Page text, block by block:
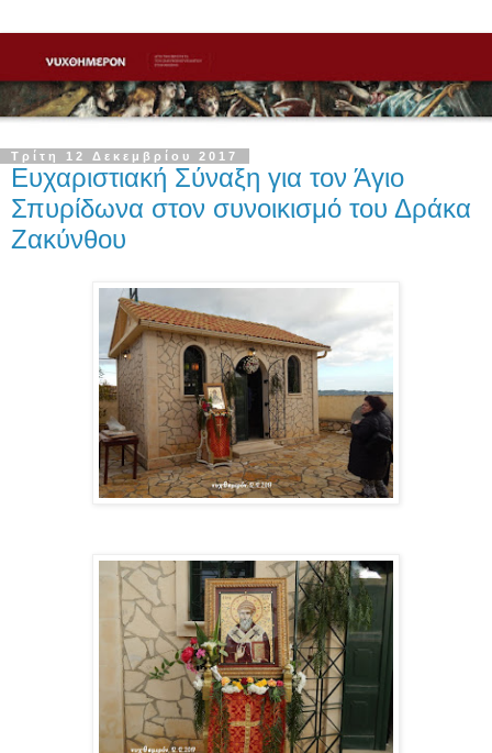
Τρίτη 12 Δεκεμβρίου 2017
Ευχαριστιακή Σύναξη για τον Άγιο
Σπυρίδωνα στον συνοικισμό του Δράκα
Ζακύνθου